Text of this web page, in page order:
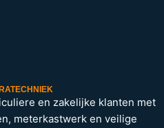
en zakelijke klanten met
meterkastwerk en veilige